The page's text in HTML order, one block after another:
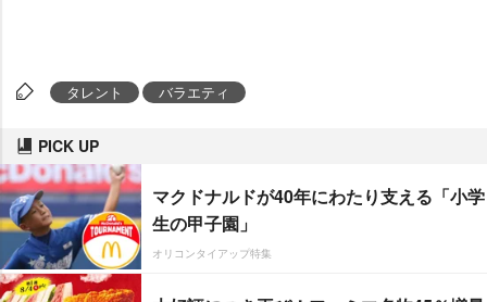
タレント バラエティ
PICK UP
マクドナルドが40年にわたり支える「小学
生の甲子園」
オリコンタイアップ特集